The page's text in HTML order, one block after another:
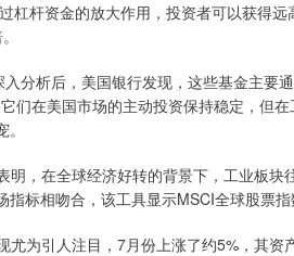
杠杆资金的放大作用，投资者可以获得
分析后，美国银行发现，这些基金主要
们在美国市场的主动投资保持稳定，但
，在全球经济好转的背景下，工业板块
标相吻合，该工具显示MSCI全球股票指
为引人注目，7月份上涨了约5%，其资